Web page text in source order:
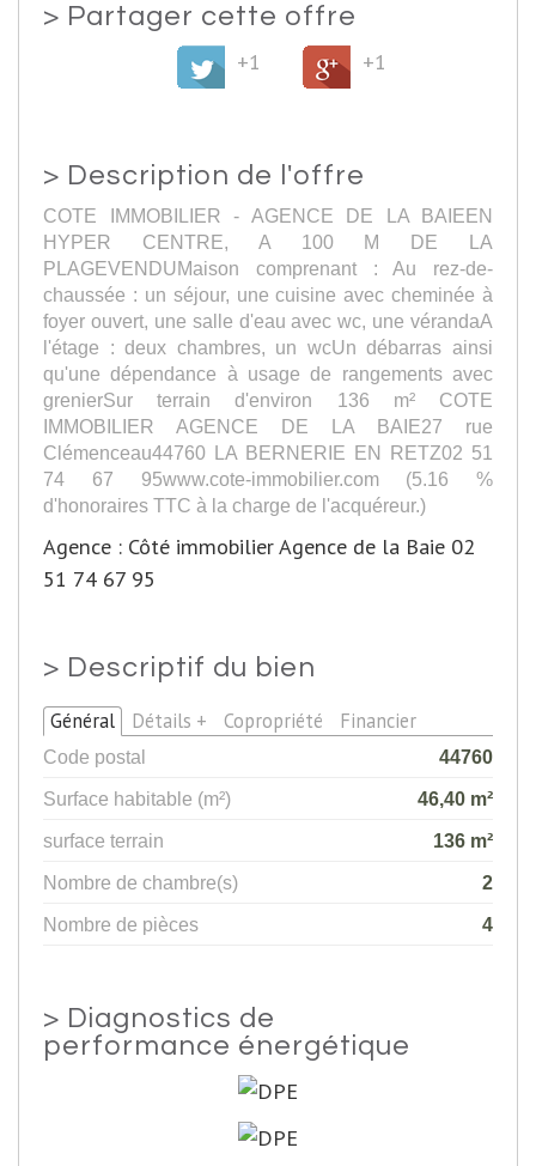
> Partager cette offre
+1
+1
> Description de l'offre
COTE IMMOBILIER - AGENCE DE LA BAIEEN
HYPER CENTRE, A 100 M DE LA
PLAGEVENDUMaison comprenant : Au rez-de-
chaussée : un séjour, une cuisine avec cheminée à
foyer ouvert, une salle d'eau avec wc, une vérandaA
l'étage : deux chambres, un wcUn débarras ainsi
qu'une dépendance à usage de rangements avec
grenierSur terrain d'environ 136 m² COTE
IMMOBILIER AGENCE DE LA BAIE27 rue
Clémenceau44760 LA BERNERIE EN RETZ02 51
74 67 95www.cote-immobilier.com (5.16 %
d'honoraires TTC à la charge de l'acquéreur.)
Agence : Côté immobilier Agence de la Baie 02
51 74 67 95
> Descriptif du bien
Général Détails + Copropriété Financier
Code postal
44760
Surface habitable (m²)
46,40 m²
surface terrain
136 m²
Nombre de chambre(s)
2
Nombre de pièces
4
> Diagnostics de
performance énergétique